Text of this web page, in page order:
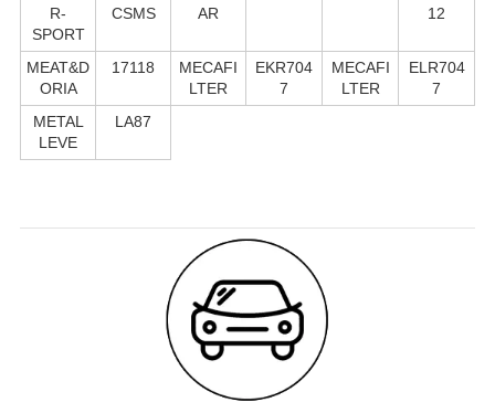
R-
SPORT
CSMS
AR
12
MEAT&D
ORIA
17118
MECAFI
LTER
EKR704
7
MECAFI
LTER
ELR704
7
METAL
LEVE
LA87